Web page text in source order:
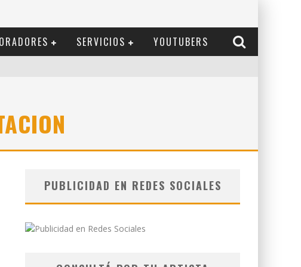
ORADORES SERVICIOS YOUTUBERS
PUBLICIDAD EN REDES SOCIALES